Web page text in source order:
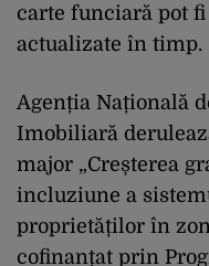
carte funciară pot
actualizate în timp.
Agenția Națională
Imobiliară
major „Creșterea
incluziune a
proprietăților în
cofinanțat prin